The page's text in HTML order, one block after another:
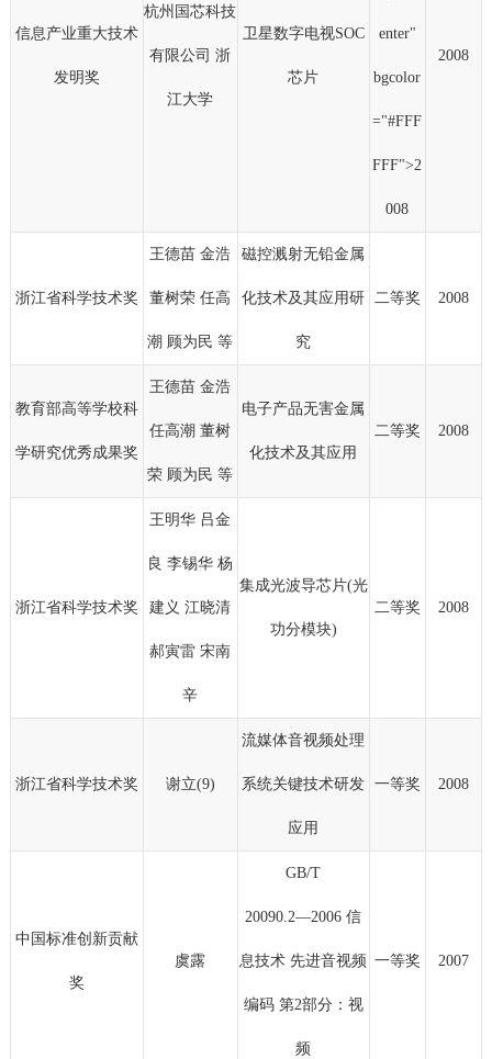
信息产业重大技术
发明奖
杭州国芯科技
有限公司 浙
江大学
卫星数字电视SOC
芯片
enter"
bgcolor
="#FFF
FFF">2
008
2008
浙江省科学技术奖
王德苗 金浩
董树荣 任高
潮 顾为民 等
磁控溅射无铅金属
化技术及其应用研
究
二等奖 2008
教育部高等学校科
学研究优秀成果奖
王德苗 金浩
任高潮 董树
荣 顾为民 等
电子产品无害金属
化技术及其应用
二等奖 2008
浙江省科学技术奖
王明华 吕金
良 李锡华 杨
建义 江晓清
郝寅雷 宋南
辛
集成光波导芯片(光
功分模块)
二等奖 2008
浙江省科学技术奖 谢立(9)
流媒体音视频处理
系统关键技术研发
应用
一等奖 2008
中国标准创新贡献
奖
虞露
GB/T
20090.2―2006 信
息技术 先进音视频
编码 第2部分：视
频
一等奖 2007